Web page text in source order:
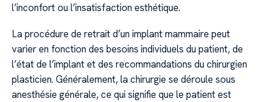
l’inconfort ou l’insatisfaction esthétique.
La procédure de retrait d’un implant mammaire peut
varier en fonction des besoins individuels du patient, de
l’état de l’implant et des recommandations du chirurgien
plasticien. Généralement, la chirurgie se déroule sous
anesthésie générale, ce qui signifie que le patient est